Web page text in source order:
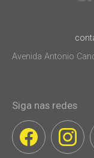
Avenida Antonio
Siga nas redes